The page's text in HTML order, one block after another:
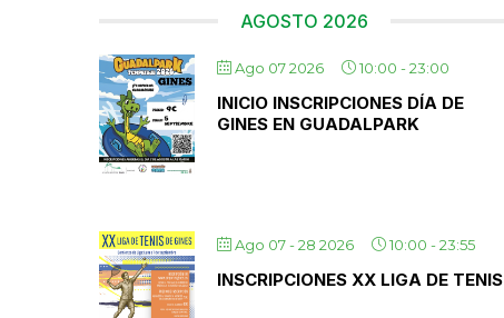
AGOSTO 2026
Ago 07 2026 10:00 -23:00
INICIO INSCRIPCIONES DÍA DE
GINES EN GUADALPARK
Ago 07 - 28 2026 10:00 -23:55
INSCRIPCIONES XX LIGA DE TENIS